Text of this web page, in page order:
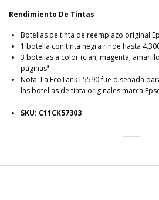
Rendimiento De Tintas
Botellas de tinta de reemplazo original
1 botella con tinta negra rinde hasta
3 botellas a color (cian, magenta,
páginas⁸
Nota: La EcoTank L5590 fue diseñada
las botellas de tinta originales marca
SKU: C11CK57303